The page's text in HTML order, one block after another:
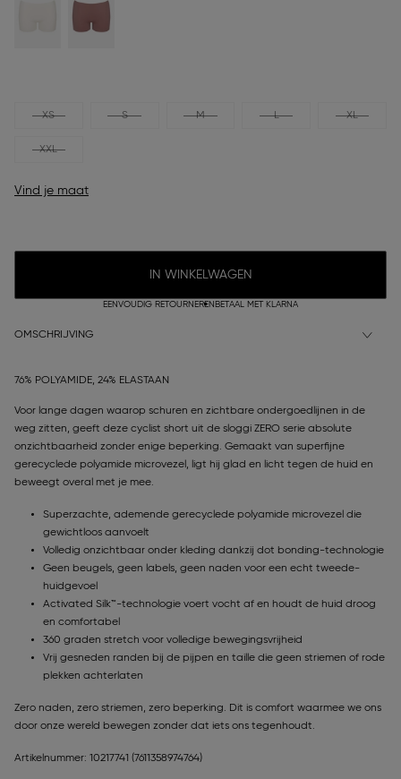
XS S M L XL
XXL
Vind je maat
IN WINKELWAGEN
EENVOUDIG RETOURNEREN BETAAL MET KLARNA
OMSCHRIJVING
76% POLYAMIDE, 24% ELASTAAN
Voor lange dagen waarop schuren en zichtbare ondergoedlijnen in de
weg zitten, geeft deze cyclist short uit de sloggi ZERO serie absolute
onzichtbaarheid zonder enige beperking. Gemaakt van superfijne
gerecyclede polyamide microvezel, ligt hij glad en licht tegen de huid en
beweegt overal met je mee.
Superzachte, ademende gerecyclede polyamide microvezel die
gewichtloos aanvoelt
Volledig onzichtbaar onder kleding dankzij dot bonding-technologie
Geen beugels, geen labels, geen naden voor een echt tweede-
huidgevoel
Activated Silk™-technologie voert vocht af en houdt de huid droog
en comfortabel
360 graden stretch voor volledige bewegingsvrijheid
Vrij gesneden randen bij de pijpen en taille die geen striemen of rode
plekken achterlaten
Zero naden, zero striemen, zero beperking. Dit is comfort waarmee we ons
door onze wereld bewegen zonder dat iets ons tegenhoudt.
Artikelnummer: 10217741 (7611358974764)